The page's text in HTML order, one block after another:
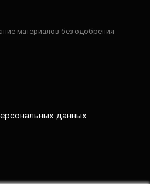
материалов без одобрения
данных